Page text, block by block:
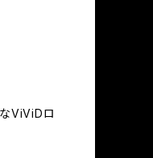
ViViDロ